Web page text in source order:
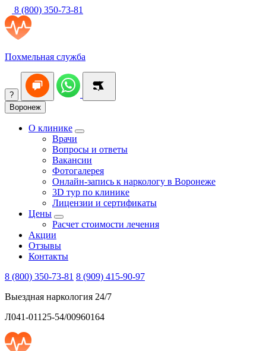
8 (800) 350-73-81
Похмельная служба
?
Воронеж
О клинике
Врачи
Вопросы и ответы
Вакансии
Фотогалерея
Онлайн-запись к наркологу в Воронеже
3D тур по клинике
Лицензии и сертификаты
Цены
Расчет стоимости лечения
Акции
Отзывы
Контакты
8 (800) 350-73-81 8 (909) 415-90-97
Выездная наркология 24/7
Л041-01125-54/00960164